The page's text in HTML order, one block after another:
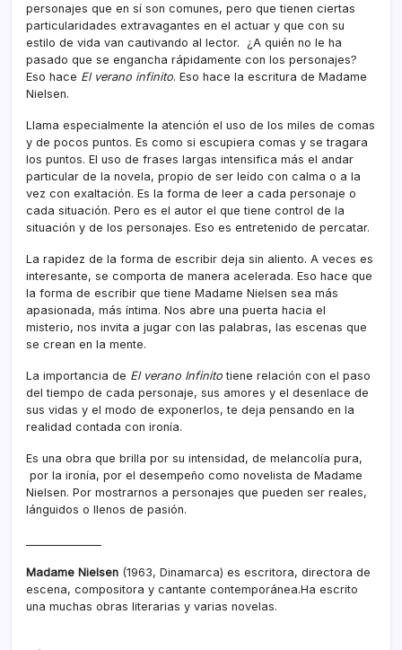
personajes que en sí son comunes, pero que tienen ciertas
particularidades extravagantes en el actuar y que con su
estilo de vida van cautivando al lector. ¿A quién no le ha
pasado que se engancha rápidamente con los personajes?
Eso hace El verano infinito. Eso hace la escritura de Madame
Nielsen.
Llama especialmente la atención el uso de los miles de comas
y de pocos puntos. Es como si escupiera comas y se tragara
los puntos. El uso de frases largas intensifica más el andar
particular de la novela, propio de ser leído con calma o a la
vez con exaltación. Es la forma de leer a cada personaje o
cada situación. Pero es el autor el que tiene control de la
situación y de los personajes. Eso es entretenido de percatar.
La rapidez de la forma de escribir deja sin aliento. A veces es
interesante, se comporta de manera acelerada. Eso hace que
la forma de escribir que tiene Madame Nielsen sea más
apasionada, más íntima. Nos abre una puerta hacia el
misterio, nos invita a jugar con las palabras, las escenas que
se crean en la mente.
La importancia de El verano Infinito tiene relación con el paso
del tiempo de cada personaje, sus amores y el desenlace de
sus vidas y el modo de exponerlos, te deja pensando en la
realidad contada con ironía.
Es una obra que brilla por su intensidad, de melancolía pura,
por la ironía, por el desempeño como novelista de Madame
Nielsen. Por mostrarnos a personajes que pueden ser reales,
lánguidos o llenos de pasión.
Madame Nielsen (1963, Dinamarca) es escritora, directora de
escena, compositora y cantante contemporánea.Ha escrito
una muchas obras literarias y varias novelas.